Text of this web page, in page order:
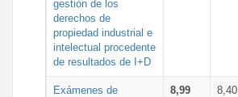
gestión de los
derechos de
propiedad industrial e
intelectual procedente
de resultados de I+D
Exámenes de
8,99 8,40